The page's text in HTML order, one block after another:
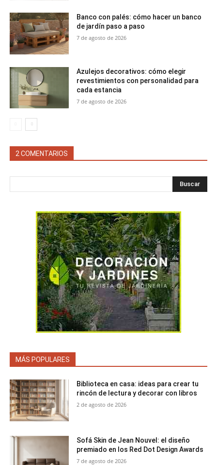
Banco con palés: cómo hacer un banco
de jardín paso a paso
7 de agosto de 2026
Azulejos decorativos: cómo elegir
revestimientos con personalidad para
cada estancia
7 de agosto de 2026
2 COMENTARIOS
Buscar
MÁS POPULARES
Biblioteca en casa: ideas para crear tu
rincón de lectura y decorar con libros
2 de agosto de 2026
Sofá Skin de Jean Nouvel: el diseño
premiado en los Red Dot Design Awards
7 de agosto de 2026